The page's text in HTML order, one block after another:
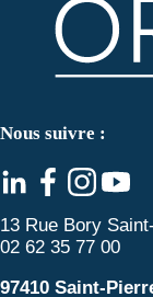
Nous suivre :
13 Rue Bory
02 62 35 77 00
97410 Saint-